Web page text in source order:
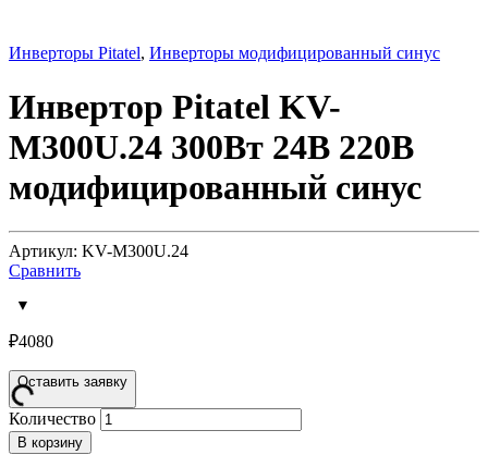
Инверторы Pitatel, Инверторы модифицированный синус
Инвертор Pitatel KV-
M300U.24 300Вт 24В 220В
модифицированный синус
Артикул: KV-M300U.24
Сравнить
₽4080
Оставить заявку
Количество
В корзину